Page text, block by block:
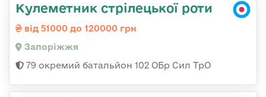
Кулеметник стрілецької роти
від 51000 до 120000 грн
Запоріжжя
79 окремий батальйон 102 ОБр Сил ТрО